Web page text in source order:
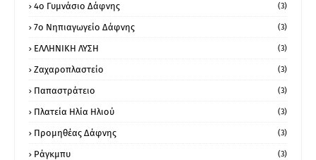
4ο Γυμνάσιο Δάφνης (3)
7ο Νηπιαγωγείο Δάφνης (3)
ΕΛΛΗΝΙΚΗ ΛΥΣΗ (3)
Ζαχαροπλαστείο (3)
Παπαστράτειο (3)
Πλατεία Ηλία Ηλιού (3)
Προμηθέας Δάφνης (3)
Ράγκμπυ (3)